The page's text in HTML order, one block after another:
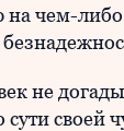
чем-либо
не
своей